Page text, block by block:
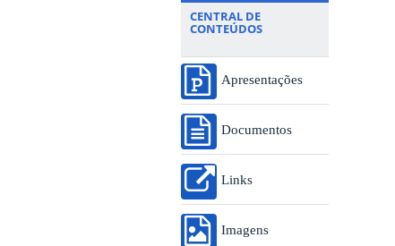
CENTRAL DE
CONTEÚDOS
Apresentações
Documentos
Links
Imagens